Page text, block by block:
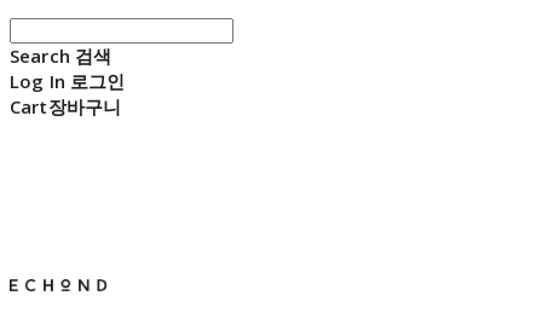
Search 검색
Log In 로그인
Cart장바구니